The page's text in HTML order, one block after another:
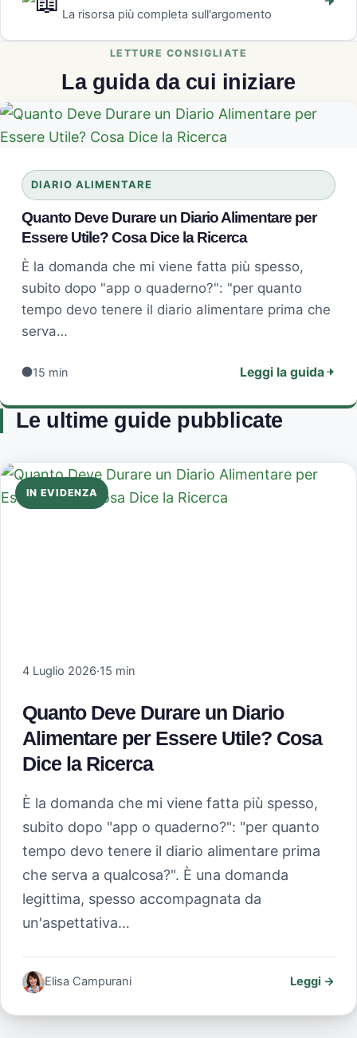
La risorsa più completa sull'argomento
La guida da cui iniziare
DIARIO ALIMENTARE
Quanto Deve Durare un Diario Alimentare per
Essere Utile? Cosa Dice la Ricerca
È la domanda che mi viene fatta più spesso,
subito dopo "app o quaderno?": "per quanto
tempo devo tenere il diario alimentare prima che
serva…
15 min Leggi la guida
Le ultime guide pubblicate
IN EVIDENZA
4 Luglio 2026·15 min
Quanto Deve Durare un Diario
Alimentare per Essere Utile? Cosa
Dice la Ricerca
È la domanda che mi viene fatta più spesso,
subito dopo "app o quaderno?": "per quanto
tempo devo tenere il diario alimentare prima
che serva a qualcosa?". È una domanda
legittima, spesso accompagnata da
un'aspettativa…
Elisa Campurani Leggi →